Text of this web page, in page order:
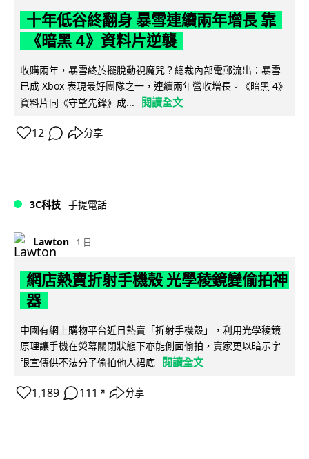
十年低谷終翻身 暴雪連續兩年增長 靠
《暗黑 4》資料片逆襲
收購兩年，暴雪終於擺脫動視魔咒？總裁內部電郵流出：暴雪
已成 Xbox 表現最好團隊之一，連續兩年營收增長。《暗黑 4》
資料片同《守望先鋒》成...
閱讀全文
12 分享
3C科技 手提電話
Lawton 1 日
網店熱賣折射手機殼 光學稜鏡變偷拍神
器
中國有網上購物平台近日熱賣「折射手機殼」，利用光學稜鏡
原理讓手機在熒幕關閉狀態下亦能側面偷拍，賣家更以暗示字
眼宣傳供不法分子偷拍他人裙底 閱讀全文
1,189 111 ↗ 分享